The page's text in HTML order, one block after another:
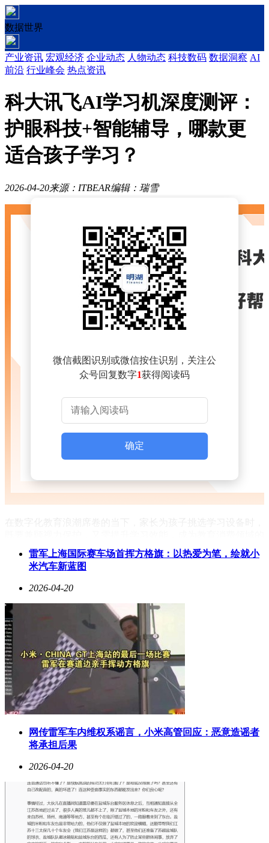
数据世界
产业资讯 宏观经济 企业动态 人物动态 科技数码 数据洞察 AI
前沿 行业峰会 热点资讯
科大讯飞AI学习机深度测评：
护眼科技+智能辅导，哪款更
适合孩子学习？
2026-04-20来源：ITBEAR编辑：瑞雪
核心诉求。作为人工智能教育领域的标杆企业，科大讯飞近期
推出的三款AI学习机凭借"护眼科技+智能辅导"双轮驱动，为
不同学龄段学生提供定制化解决方案，引发市场广泛关注。
过德国莱茵低蓝光认证，有效过滤有害蓝光。其核心优势在于
AI个性化学习系统，可实时分析学生作业数据，精准定位知
识薄弱点。例如，当学生在数学应用题频繁出错时，系统会自
动推送分层练习题，并生成错题解析视频。该机型内置的互动
课堂模块，通过动画演示和语音交互，将抽象概念转化为趣味
游戏，特别适合对传统课堂抵触的小学生。
微信截图识别或微信按住识别，关注公
众号回复数字1获得阅读码
确定
雷军上海国际赛车场首挥方格旗：以热爱为笔，绘就小
米汽车新蓝图
2026-04-20
网传雷军车内维权系谣言，小米高管回应：恶意造谣者
将承担后果
2026-04-20